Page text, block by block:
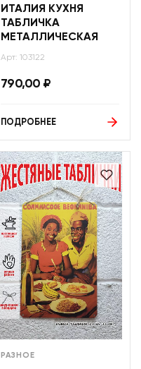
ИТАЛИЯ КУХНЯ
ТАБЛИЧКА
МЕТАЛЛИЧЕСКАЯ
Арт: 103122
790,00 ₽
ПОДРОБНЕЕ
РАЗНОЕ